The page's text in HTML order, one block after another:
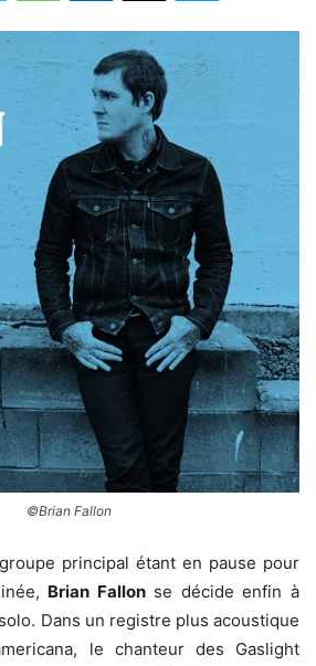
©Brian Fallon
principal étant en pause pour
Brian Fallonse décide enfin à
Dans un registre plus acoustique
le chanteur des Gaslight